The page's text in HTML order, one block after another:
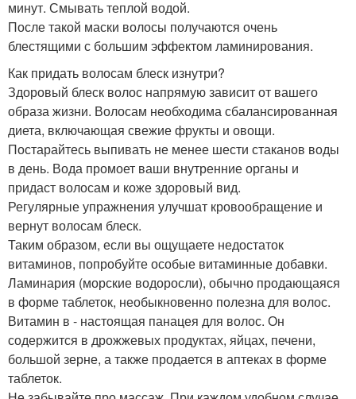
минут. Смывать теплой водой.
После такой маски волосы получаются очень
блестящими с большим эффектом ламинирования.
Как придать волосам блеск изнутри?
Здоровый блеск волос напрямую зависит от вашего
образа жизни. Волосам необходима сбалансированная
диета, включающая свежие фрукты и овощи.
Постарайтесь выпивать не менее шести стаканов воды
в день. Вода промоет ваши внутренние органы и
придаст волосам и коже здоровый вид.
Регулярные упражнения улучшат кровообращение и
вернут волосам блеск.
Таким образом, если вы ощущаете недостаток
витаминов, попробуйте особые витаминные добавки.
Ламинария (морские водоросли), обычно продающаяся
в форме таблеток, необыкновенно полезна для волос.
Витамин в - настоящая панацея для волос. Он
содержится в дрожжевых продуктах, яйцах, печени,
большой зерне, а также продается в аптеках в форме
таблеток.